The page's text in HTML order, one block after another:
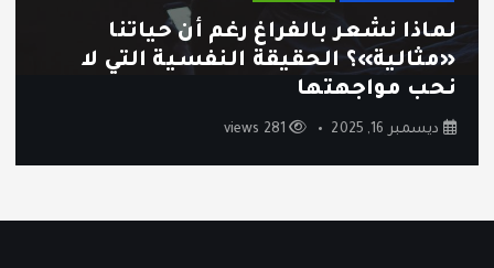
لماذا نشعر بالفراغ رغم أن حياتنا
«مثالية»؟ الحقيقة النفسية التي لا
نحب مواجهتها
ديسمبر 16, 2025 281 views